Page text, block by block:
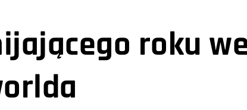
roku